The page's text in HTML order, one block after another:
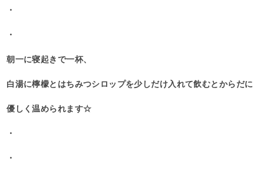
・
・
朝一に寝起きで一杯、
白湯に檸檬とはちみつシロップを少しだけ入れて飲むとからだに
優しく温められます☆
・
・